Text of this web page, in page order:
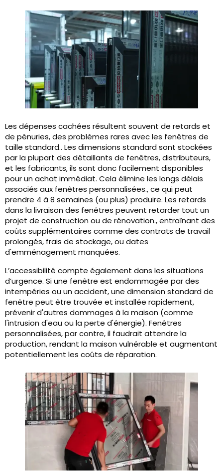
Les dépenses cachées résultent souvent de retards et
de pénuries, des problèmes rares avec les fenêtres de
taille standard.. Les dimensions standard sont stockées
par la plupart des détaillants de fenêtres, distributeurs,
et les fabricants, ils sont donc facilement disponibles
pour un achat immédiat. Cela élimine les longs délais
associés aux fenêtres personnalisées., ce qui peut
prendre 4 à 8 semaines (ou plus) produire. Les retards
dans la livraison des fenêtres peuvent retarder tout un
projet de construction ou de rénovation., entraînant des
coûts supplémentaires comme des contrats de travail
prolongés, frais de stockage, ou dates
d'emménagement manquées.
L’accessibilité compte également dans les situations
d’urgence. Si une fenêtre est endommagée par des
intempéries ou un accident, une dimension standard de
fenêtre peut être trouvée et installée rapidement,
prévenir d'autres dommages à la maison (comme
l'intrusion d'eau ou la perte d'énergie). Fenêtres
personnalisées, par contre, il faudrait attendre la
production, rendant la maison vulnérable et augmentant
potentiellement les coûts de réparation.